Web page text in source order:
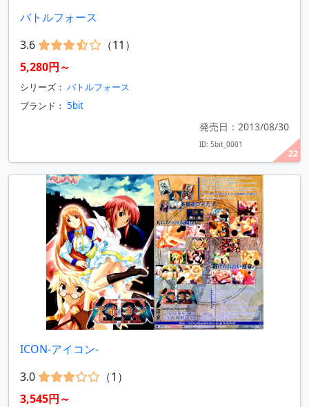
22
バトルフォース
3.6
（11）
5,280円～
シリーズ： バトルフォース
ブランド： 5bit
発売日：2013/08/30
ID: 5bit_0001
ICON-アイコン-
3.0
（1）
3,545円～